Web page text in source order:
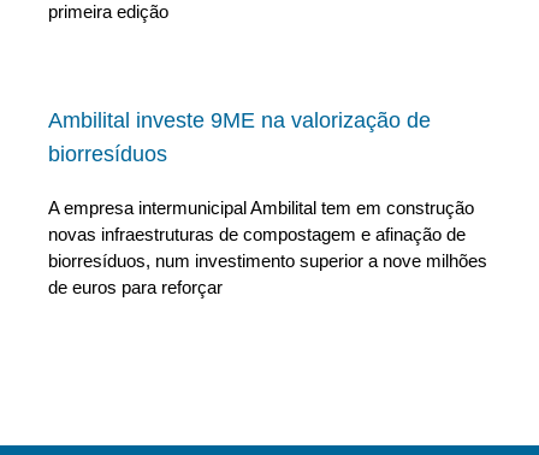
primeira edição
Ambilital investe 9ME na valorização de
biorresíduos
A empresa intermunicipal Ambilital tem em construção
novas infraestruturas de compostagem e afinação de
biorresíduos, num investimento superior a nove milhões
de euros para reforçar